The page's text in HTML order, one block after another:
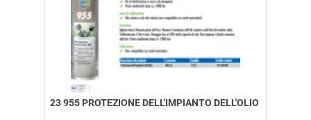
23 955 PROTEZIONE DELL'IMPIANTO DELL'OLIO